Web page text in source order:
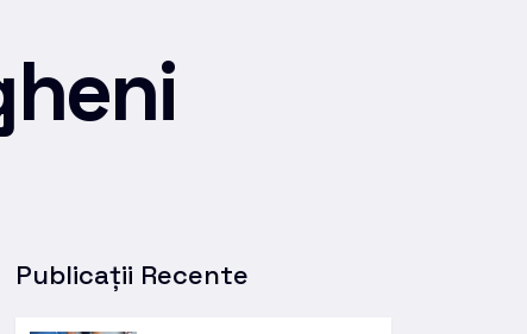
Publicații Recente